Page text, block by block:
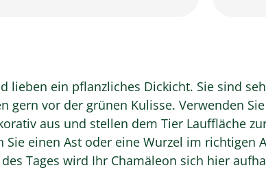
lieben ein pflanzliches Dickicht. Sie sind
vor der grünen Kulisse. Verwenden
aus und stellen dem Tier Lauffläche
einen Ast oder eine Wurzel im richtigen
Tages wird Ihr Chamäleon sich hier